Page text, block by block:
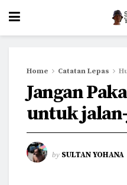
Home Catatan Lepas
Jangan
untuk
by SULTAN YOHANA